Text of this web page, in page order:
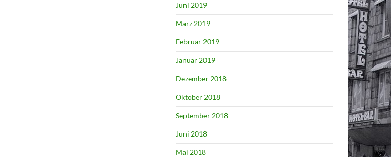
Juni 2019
März 2019
Februar 2019
Januar 2019
Dezember 2018
Oktober 2018
September 2018
Juni 2018
Mai 2018